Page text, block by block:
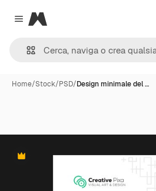
Close menu
Magnific
Home/Stock/PSD/Design minimale del …
Premium